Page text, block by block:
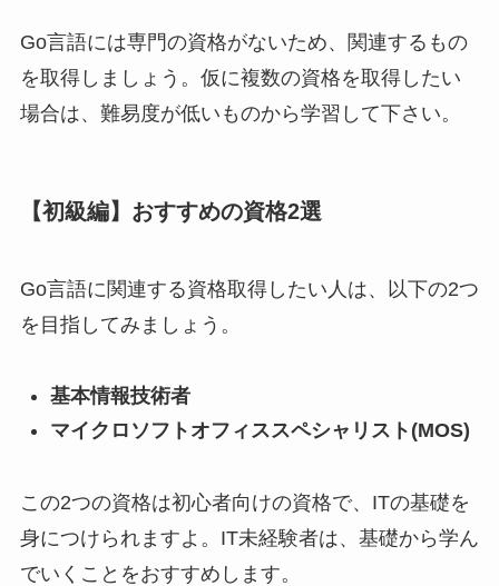
Go言語には専門の資格がないため、関連するもの
を取得しましょう。仮に複数の資格を取得したい
場合は、難易度が低いものから学習して下さい。
【初級編】おすすめの資格2選
Go言語に関連する資格取得したい人は、以下の2つ
を目指してみましょう。
基本情報技術者
マイクロソフトオフィススペシャリスト(MOS)
この2つの資格は初心者向けの資格で、ITの基礎を
身につけられますよ。IT未経験者は、基礎から学ん
でいくことをおすすめします。